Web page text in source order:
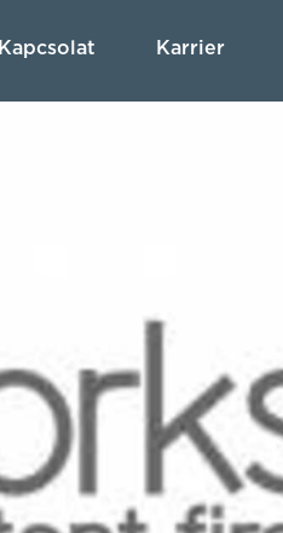
Kapcsolat Karrier